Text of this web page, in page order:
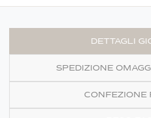
DETTAGLI
SPEDIZIONE
CONFEZIONE